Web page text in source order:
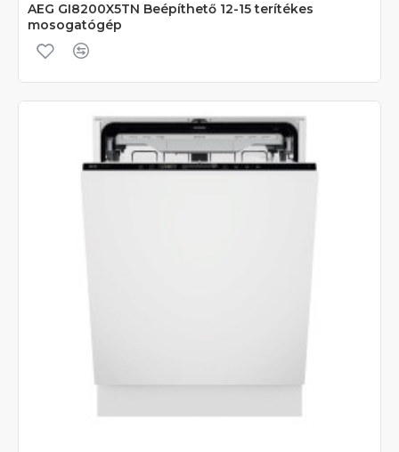
AEG GI8200X5TN Beépíthető 12-15 terítékes
mosogatógép